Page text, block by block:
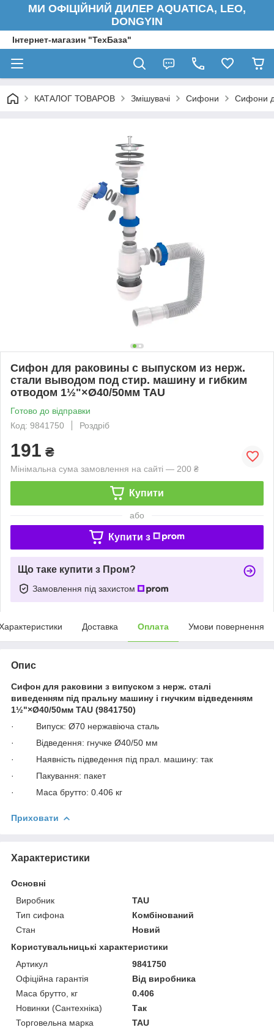
МИ ОФІЦІЙНИЙ ДИЛЕР AQUATICA, LEO,
DONGYIN
Інтернет-магазин "ТехБаза"
КАТАЛОГ ТОВАРОВ Змішувачі Сифони Сифони
Сифон для раковины с выпуском из нерж.
стали выводом под стир. машину и гибким
отводом 1½"×Ø40/50мм TAU
Готово до відправки
Код: 9841750
Роздріб
191 ₴
Мінімальна сума замовлення на сайті — 200 ₴
Купити
або
Купити з
Що таке купити з Пром?
Замовлення під захистом
Доставка Оплата Умови повернення
Опис
Сифон для раковини з випуском з нерж. сталі
виведенням під пральну машину і гнучким відведенням
1½"×Ø40/50мм TAU (9841750)
· Випуск: Ø70 нержавіюча сталь
· Відведення: гнучке Ø40/50 мм
· Наявність підведення під прал. машину: так
· Пакування: пакет
· Маса брутто: 0.406 кг
Приховати
Характеристики
Основні
Виробник
TAU
Тип сифона
Комбінований
Стан
Новий
Користувальницькі характеристики
Артикул
9841750
Офіційна гарантія
Від виробника
Маса брутто, кг
0.406
Новинки (Сантехніка)
Так
Торговельна марка
TAU